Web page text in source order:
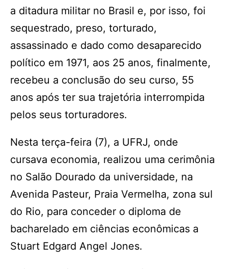
a ditadura militar no Brasil e, por isso, foi
sequestrado, preso, torturado,
assassinado e dado como desaparecido
político em 1971, aos 25 anos, finalmente,
recebeu a conclusão do seu curso, 55
anos após ter sua trajetória interrompida
pelos seus torturadores.
Nesta terça-feira (7), a UFRJ, onde
cursava economia, realizou uma cerimônia
no Salão Dourado da universidade, na
Avenida Pasteur, Praia Vermelha, zona sul
do Rio, para conceder o diploma de
bacharelado em ciências econômicas a
Stuart Edgard Angel Jones.